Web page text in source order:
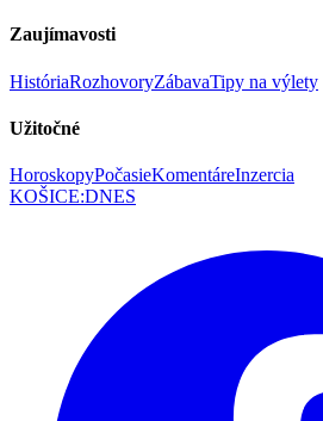
Zaujímavosti
HistóriaRozhovoryZábavaTipy na výlety
Užitočné
HoroskopyPočasieKomentáreInzercia
KOŠICE:DNES